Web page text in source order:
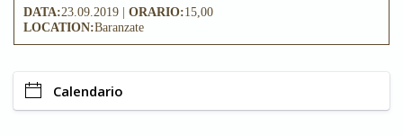
DATA:23.09.2019 | ORARIO:15,00
LOCATION:Baranzate
Calendario